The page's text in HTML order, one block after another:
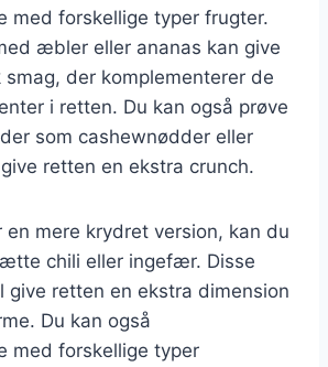
med forskellige typer frugter.
æbler eller ananas kan give
der komplementerer de
i retten. Du kan også prøve
som cashewnødder eller
retten en ekstra crunch.
en mere krydret version, kan du
chili eller ingefær. Disse
give retten en ekstra dimension
Du kan også
med forskellige typer